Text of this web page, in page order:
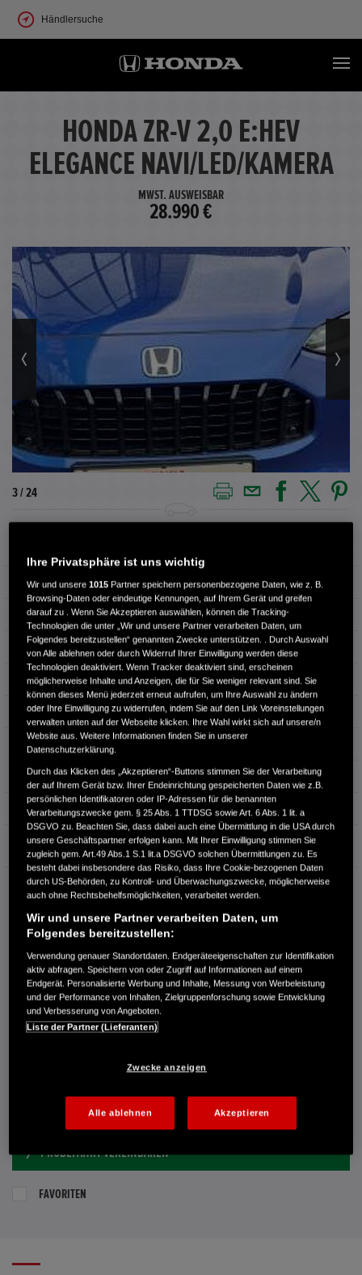
Händlersuche
HONDA ZR-V 2,0 E:HEV
ELEGANCE NAVI/LED/KAMERA
MWST. AUSWEISBAR
28.990 €
3 / 24
Kilometerstand 1.870 km
Kraftstoffart Benzin
Getriebe Automatik
Türen 4
Leistung 135 kW / 184 PS
Hubraum 1.993 cm³
Erstzulassung 10.2025
Bauart SUV
Garantie
HONDA CENTER GMBH
Richard Lehmann Str. 119
04103 Leipzig
RUFEN SIE UNS AN:
0341 - 600 77 0
Route planen
Händlerbestand anzeigen
E-MAIL-ANFRAGE
PROBEFAHRT VEREINBAREN
FAVORITEN
Ihre Privatsphäre ist uns wichtig
Wir und unsere1015 Partner speichern personenbezogene Daten, wie z. B.
Browsing-Daten oder eindeutige Kennungen, auf Ihrem Gerät und greifen
darauf zu . Wenn Sie Akzeptieren auswählen, können die Tracking-
Technologien die unter „Wir und unsere Partner verarbeiten Daten, um
Folgendes bereitzustellen“ genannten Zwecke unterstützen. . Durch Auswahl
von Alle ablehnen oder durch Widerruf Ihrer Einwilligung werden diese
Technologien deaktiviert. Wenn Tracker deaktiviert sind, erscheinen
möglicherweise Inhalte und Anzeigen, die für Sie weniger relevant sind. Sie
können dieses Menü jederzeit erneut aufrufen, um Ihre Auswahl zu ändern
oder Ihre Einwilligung zu widerrufen, indem Sie auf den Link Voreinstellungen
verwalten unten auf der Webseite klicken. Ihre Wahl wirkt sich auf unsere/n
Website aus. Weitere Informationen finden Sie in unserer
Datenschutzerklärung.
Durch das Klicken des „Akzeptieren“-Buttons stimmen Sie der Verarbeitung
der auf Ihrem Gerät bzw. Ihrer Endeinrichtung gespeicherten Daten wie z.B.
persönlichen Identifikatoren oder IP-Adressen für die benannten
Verarbeitungszwecke gem. § 25 Abs. 1 TTDSG sowie Art. 6 Abs. 1 lit. a
DSGVO zu. Beachten Sie, dass dabei auch eine Übermittlung in die USA durch
unsere Geschäftspartner erfolgen kann. Mit Ihrer Einwilligung stimmen Sie
zugleich gem. Art.49 Abs.1 S.1 lit.a DSGVO solchen Übermittlungen zu. Es
besteht dabei insbesondere das Risiko, dass Ihre Cookie-bezogenen Daten
durch US-Behörden, zu Kontroll- und Überwachungszwecke, möglicherweise
auch ohne Rechtsbehelfsmöglichkeiten, verarbeitet werden.
Wir und unsere Partner verarbeiten Daten, um
Folgendes bereitzustellen:
Verwendung genauer Standortdaten. Endgeräteeigenschaften zur Identifikation
aktiv abfragen. Speichern von oder Zugriff auf Informationen auf einem
Endgerät. Personalisierte Werbung und Inhalte, Messung von Werbeleistung
und der Performance von Inhalten, Zielgruppenforschung sowie Entwicklung
und Verbesserung von Angeboten.
Liste der Partner (Lieferanten)
Zwecke anzeigen
Alle ablehnen Akzeptieren